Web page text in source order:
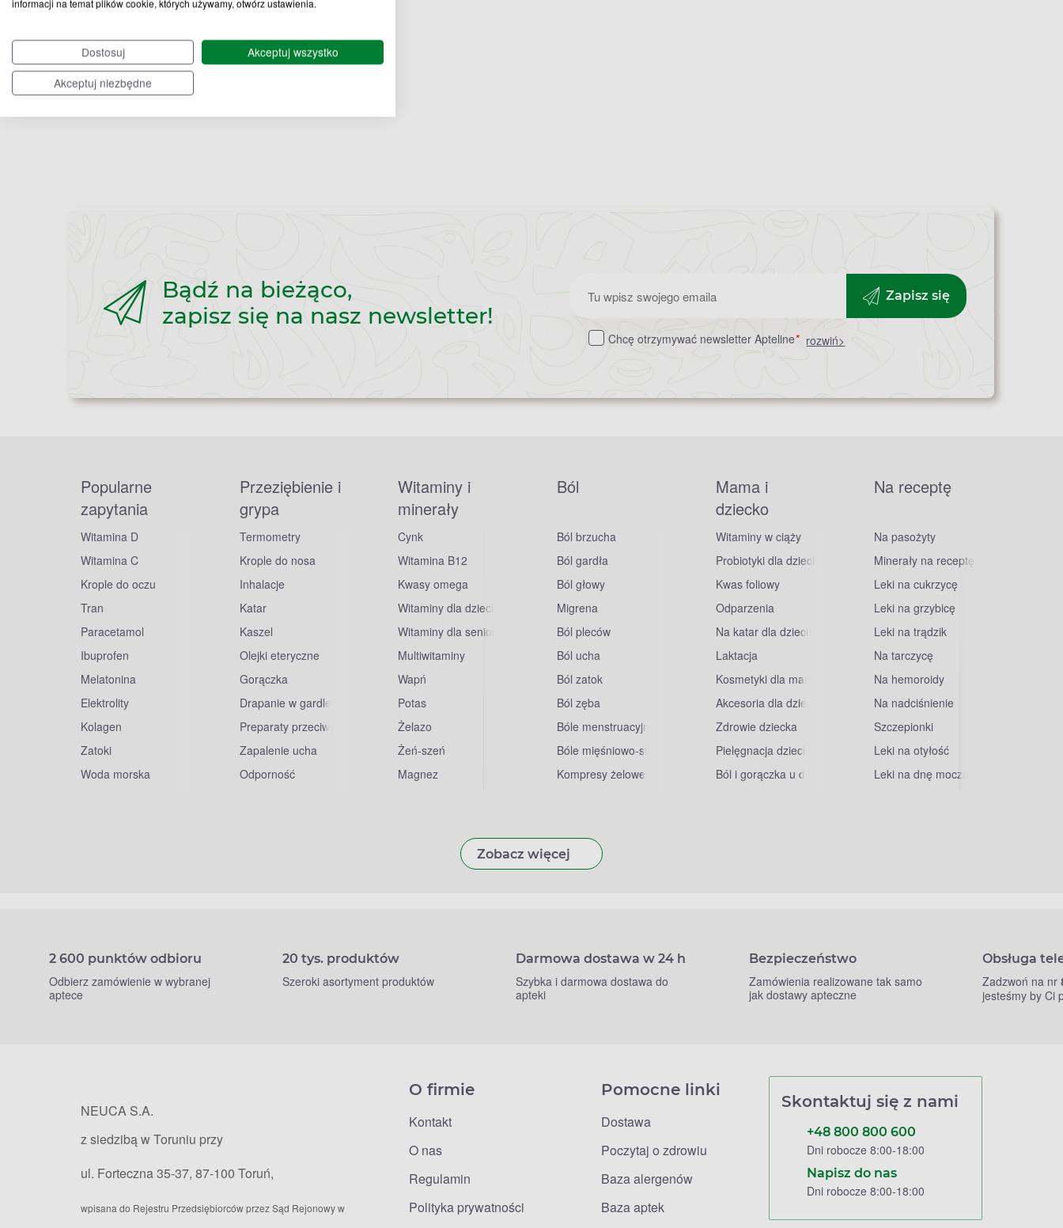
informacji na temat plików cookie, których używamy, otwórz ustawienia.
Dostosuj
Akceptuj wszystko
Akceptuj niezbędne
Bądź na bieżąco,
zapisz się na nasz newsletter!
Zapisz
do
Zapisz się
Chcę otrzymywać newsletter Apteline* rozwiń>
Popularne
zapytania
Witamina D
Witamina C
Krople do oczu
Tran
Paracetamol
Ibuprofen
Melatonina
Elektrolity
Kolagen
Zatoki
Woda morska
Przeziębienie i
grypa
Termometry
Krople do nosa
Inhalacje
Katar
Kaszel
Olejki eteryczne
Gorączka
Drapanie w gardle
Preparaty przeciwwirusowe
Zapalenie ucha
Odporność
Witaminy i
minerały
Cynk
Witamina B12
Kwasy omega
Witaminy dla dzieci
Witaminy dla seniorów
Multiwitaminy
Wapń
Potas
Żelazo
Żeń-szeń
Magnez
Ból
Ból brzucha
Ból gardła
Ból głowy
Migrena
Ból pleców
Ból ucha
Ból zatok
Ból zęba
Bóle menstruacyjne
Bóle mięśniowo-stawowe
Kompresy żelowe
Mama i
dziecko
Witaminy w ciąży
Probiotyki dla dzieci
Kwas foliowy
Odparzenia
Na katar dla dzieci
Laktacja
Kosmetyki dla mam
Akcesoria dla dzieci
Zdrowie dziecka
Pielęgnacja dziecka
Ból i gorączka u dzieci
Na receptę
Na pasożyty
Minerały na receptę
Leki na cukrzycę
Leki na grzybicę
Leki na trądzik
Na tarczycę
Na hemoroidy
Na nadciśnienie
Szczepionki
Leki na otyłość
Leki na dnę moczanową
Zobacz więcej
2 600 punktów odbioru
Odbierz zamówienie w wybranej
aptece
20 tys. produktów
Szeroki asortyment produktów
Darmowa dostawa w 24 h
Szybka i darmowa dostawa do
apteki
Bezpieczeństwo
Zamówienia realizowane tak samo
jak dostawy apteczne
Obsługa
Zadzwoń na nr
jesteśmy by Ci
NEUCA S.A.
z siedzibą w Toruniu przy
ul. Forteczna 35-37, 87-100 Toruń,
wpisana do Rejestru Przedsiębiorców przez Sąd Rejonowy w
O firmie
Kontakt
O nas
Regulamin
Polityka prywatności
Pomocne linki
Dostawa
Poczytaj o zdrowiu
Baza alergenów
Baza aptek
Skontaktuj się z nami
+48 800 800 600
Dni robocze 8:00-18:00
Napisz do nas
Dni robocze 8:00-18:00